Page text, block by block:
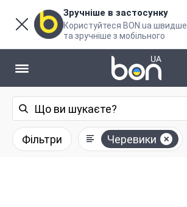
Зручніше в застосунку
Користуйтеся BON.ua швидше
та зручніше з мобільного
Фільтри Черевики